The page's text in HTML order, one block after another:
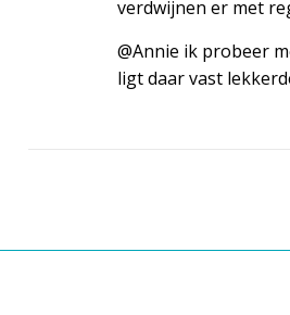
verdwijnen er met
@Annie ik probeer
ligt daar vast